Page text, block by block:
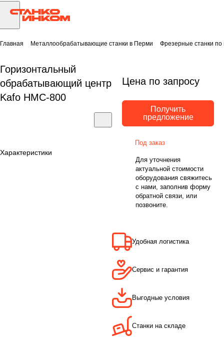
Главная Металлообрабатывающие станки в Перми Фрезерные станки
Горизонтальный
обрабатывающий центр
Kafo HMC-800
Характеристики
Цена по запросу
Получить
предложение
Под заказ
Для уточнения
актуальной стоимости
оборудования свяжитесь
с нами, заполнив форму
обратной связи, или
позвоните.
Удобная логистика
Сервис и гарантия
Выгодные условия
Станки на складе